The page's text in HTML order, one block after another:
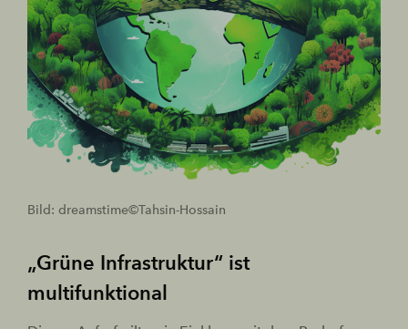
Bild: dreamstime©Tahsin-Hossain
„Grüne Infrastruktur“ ist
multifunktional